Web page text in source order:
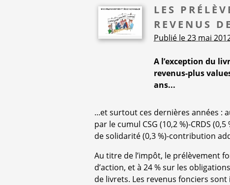
LES
REVENUS
Publié le 23 mai
A l’exception du
revenus-plus
ans...
...et surtout ces dernières années :
par le cumul CSG (10,2 %)-CRDS
de solidarité (0,3 %)-contribution
Au titre de l’impôt, le prélèvement
d’action, et à 24 % sur les
de livrets. Les revenus fonciers